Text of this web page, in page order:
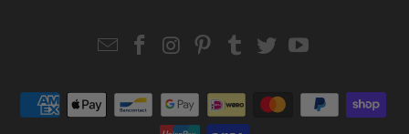
EmailStrapcode
Facebook
Strapcode
Instagram
Strapcode
Pinterest
Strapcode
Tumblr
Strapcode
TwitterYouTube